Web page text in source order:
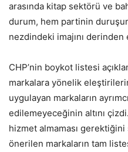
arasında kitap sektörü ve
durum, hem partinin
nezdindeki imajını
CHP’nin boykot listesi
markalara yönelik
uygulayan markaların
edilemeyeceğinin altını
hizmet almaması
önerilen markaların tam